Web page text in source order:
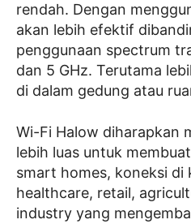
rendah. Dengan
akan lebih efektif
penggunaan spectrum
dan 5 GHz. Terutama
di dalam gedung atau
Wi-Fi Halow diharapkan
lebih luas untuk
smart homes, koneksi di
healthcare, retail,
industry yang